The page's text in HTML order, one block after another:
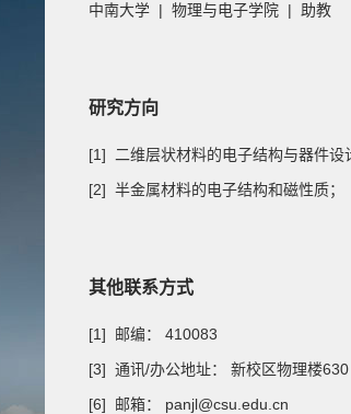
中南大学 | 物理与电子学院 | 助教
研究方向
[1] 二维层状材料的电子结构与器件设
[2] 半金属材料的电子结构和磁性质；
其他联系方式
[1] 邮编： 410083
[3] 通讯/办公地址： 新校区物理楼630
[6] 邮箱： panjl@csu.edu.cn